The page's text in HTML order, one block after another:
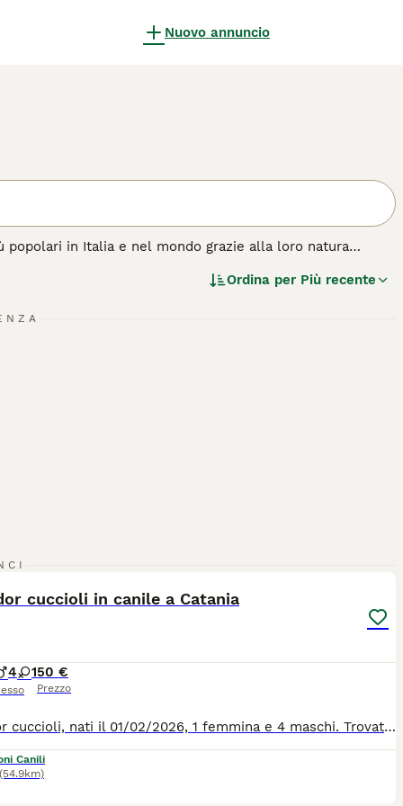
Nuovo annuncio
popolari in Italia e nel mondo grazie alla loro natura
in campo al fianco dei suoi proprietari.
di cane.
Ordina per Più recente
cuccioli in canile a Catania
4 150 €
Prezzo
Labrador cuccioli, nati il 01/02/2026, 1 femmina e 4 maschi. Trovati soli soletti abbandonati in campagna, senza madre, senza cibo, pieni di parassiti . Ora sono al sicuro, ma certamente non sono in un bel posto per dei cuccioli. Chi vuole tirare fuori dal canile un cucciolo, per risparmiarli la sofferenza del canile ? I cuccioli si trovano a Catania, ma possono arrivare in tutta italia con la staffetta ! Per tutte le info chiamate il 00393714497821
Canili
(54.9km)